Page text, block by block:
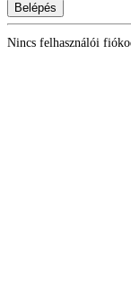
Belépés
Nincs felhasználói